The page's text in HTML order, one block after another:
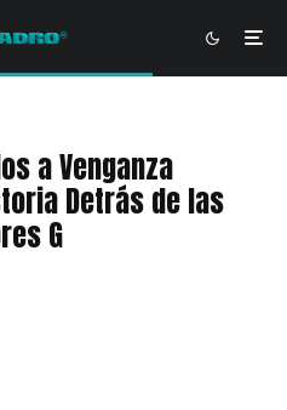
a Venganza
Detrás de las
G